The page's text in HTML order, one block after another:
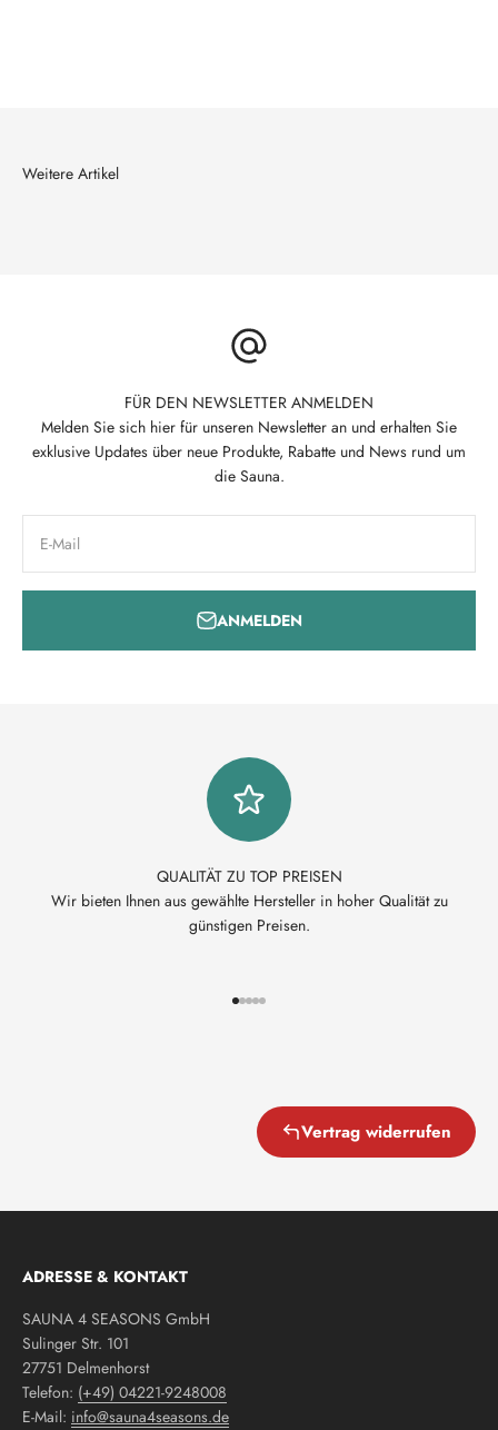
FÜR DEN NEWSLETTER ANMELDEN
Melden Sie sich hier für unseren Newsletter an und erhalten Sie
exklusive Updates über neue Produkte, Rabatte und News rund um
die Sauna.
E-Mail
ANMELDEN
QUALITÄT ZU TOP PREISEN
Wir bieten Ihnen aus gewählte Hersteller in hoher Qualität zu
günstigen Preisen.
Vertrag widerrufen
ADRESSE & KONTAKT
SAUNA 4 SEASONS GmbH
Sulinger Str. 101
27751 Delmenhorst
Telefon: (+49) 04221-9248008
E-Mail: info@sauna4seasons.de